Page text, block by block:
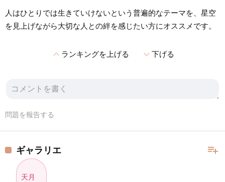
人はひとりでは生きていけないという普遍的なテーマを、星空
を見上げながら大切な人との絆を感じたい方にオススメです。
expand_lessランキングを上げる expand_more下げる
問題を報告する
playlist_add
ギャラリエ
天月